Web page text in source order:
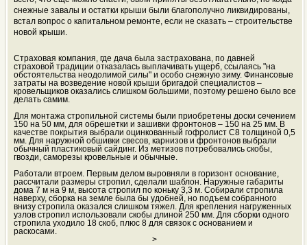
снежные завалы и остатки крыши были благополучно ликвидированы,
встал вопрос о капитальном ремонте, если не сказать – строительстве
новой крыши.
Страховая компания, где дача была застрахована, по давней
страховой традиции отказалась выплачивать ущерб, ссылаясь "на
обстоятельства неодолимой силы" и особо снежную зиму. Финансовые
затраты на возведение новой крыши бригадой специалистов –
кровельщиков оказались слишком большими, поэтому решено было все
делать самим.
Для монтажа стропильной системы были приобретены доски сечением
150 на 50 мм, для обрешетки и зашивки фронтонов – 150 на 25 мм. В
качестве покрытия выбрали оцинкованный гофролист С8 толщиной 0,5
мм. Для наружной обшивки свесов, карнизов и фронтонов выбрали
обычный пластиковый сайдинг. Из метизов потребовались скобы,
гвозди, саморезы кровельные и обычные.
Работали втроем. Первым делом выровняли в горизонт основание,
рассчитали размеры стропил, сделали шаблон. Наружные габариты
дома 7 м на 9 м, высота стропил по коньку 3,3 м. Собирали стропила
наверху, сборка на земле была бы удобней, но подъем собранного
внизу стропила оказался слишком тяжел. Для крепления нагруженных
узлов стропил использовали скобы длиной 250 мм. Для сборки одного
стропила уходило 18 скоб, плюс 8 для связок с основанием и
раскосами.
>